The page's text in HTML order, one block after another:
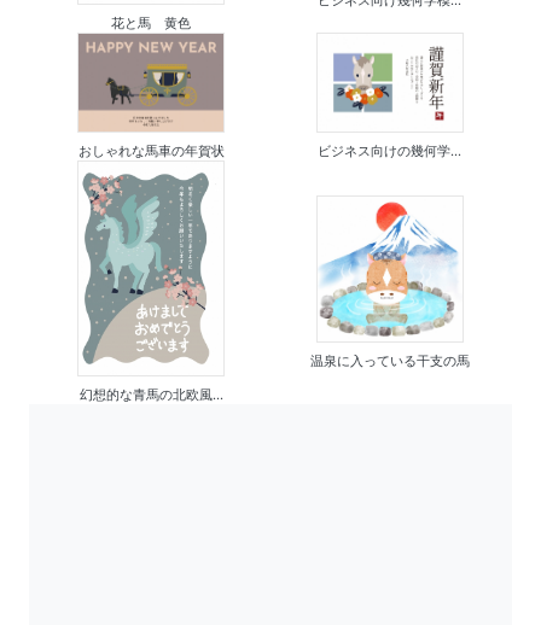
花と馬 黄色
おしゃれな馬車の年賀状 ビジネス向けの幾何学...
幻想的な青馬の北欧風...
温泉に入っている干支の馬